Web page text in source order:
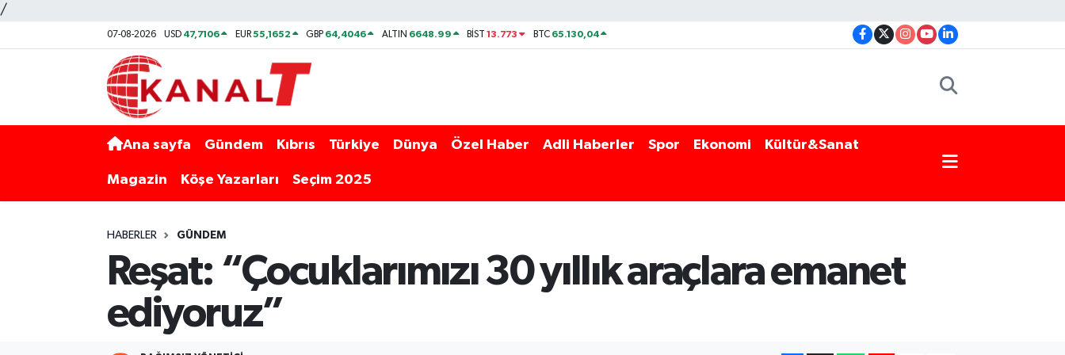
/
07-08-2026 USD 47,7106 EUR55,1652 GBP 64,4046 ALTIN 6648.99 BİST13.773 BTC 65.130,04
Ana sayfa Gündem Kıbrıs Türkiye Dünya Özel Haber Adli Haberler Spor Ekonomi Kültür&Sanat
Magazin Köşe Yazarları Seçim 2025
HABERLER GÜNDEM
Reşat: “Çocuklarımızı 30 yıllık araçlara emanet
ediyoruz”